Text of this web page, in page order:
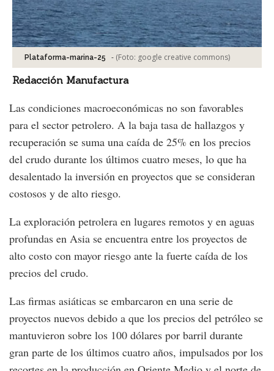
Plataforma-marina-25 - (Foto: google creative commons)
Redacción Manufactura
Las condiciones macroeconómicas no son favorables
para el sector petrolero. A la baja tasa de hallazgos y
recuperación se suma una caída de 25% en los precios
del crudo durante los últimos cuatro meses, lo que ha
desalentado la inversión en proyectos que se consideran
costosos y de alto riesgo.
La exploración petrolera en lugares remotos y en aguas
profundas en Asia se encuentra entre los proyectos de
alto costo con mayor riesgo ante la fuerte caída de los
precios del crudo.
Las firmas asiáticas se embarcaron en una serie de
proyectos nuevos debido a que los precios del petróleo se
mantuvieron sobre los 100 dólares por barril durante
gran parte de los últimos cuatro años, impulsados por los